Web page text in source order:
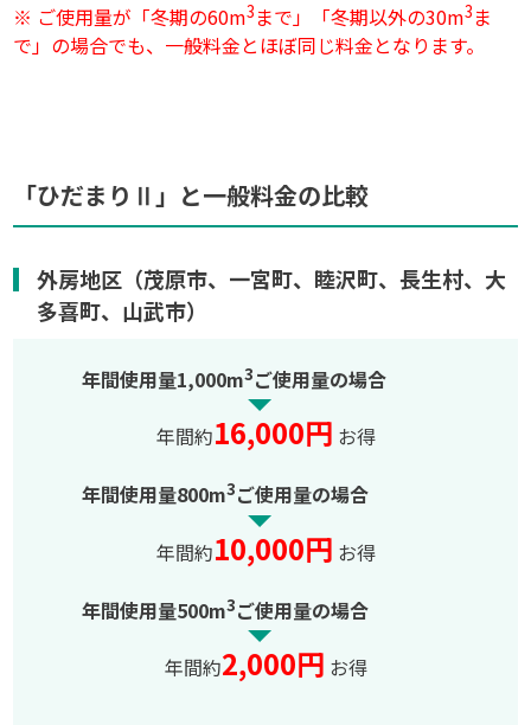
※ ご使用量が「冬期の60m3 まで」「冬期以外の30m3 ま
で」の場合でも、一般料金とほぼ同じ料金となります。
「ひだまりⅡ」と一般料金の比較
外房地区（茂原市、一宮町、睦沢町、長生村、大
多喜町、山武市）
年間使用量1,000m3ご使用量の場合
年間約16,000円 お得
年間使用量800m3ご使用量の場合
年間約10,000円 お得
年間使用量500m3ご使用量の場合
年間約2,000円 お得